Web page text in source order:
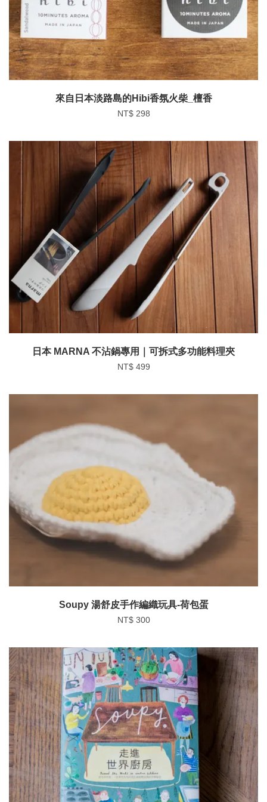
來自日本淡路島的Hibi香氛火柴_檀香
NT$ 298
日本 MARNA 不沾鍋專用｜可拆式多功能料理夾
NT$ 499
Soupy 湯舒皮手作編織玩具-荷包蛋
NT$ 300